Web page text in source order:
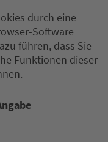
durch eine
Software
führen, dass Sie
Funktionen dieser